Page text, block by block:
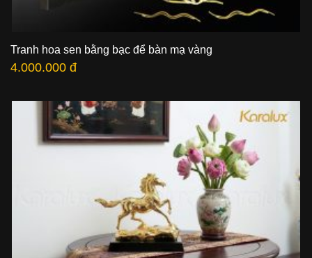
Tranh hoa sen bằng bạc để bàn mạ vàng
4.000.000 đ